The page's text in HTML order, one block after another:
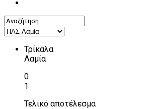
Τρίκαλα
Λαμία
0
1
Τελικό αποτέλεσμα